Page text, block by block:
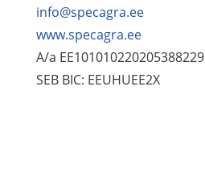
info@specagra.ee
www.specagra.ee
A/a EE101010220205388229
SEB BIC: EEUHUEE2X